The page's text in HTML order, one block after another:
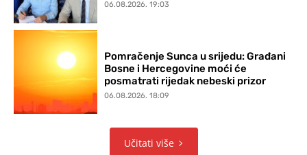
06.08.2026. 19:03
Pomračenje Sunca u srijedu: Građani
Bosne i Hercegovine moći će
posmatrati rijedak nebeski prizor
06.08.2026. 18:09
Učitati više